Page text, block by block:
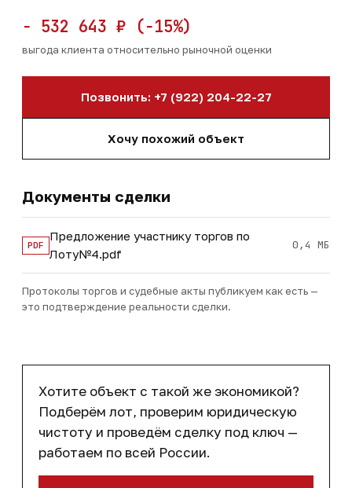
− 532 643 ₽ (−15%)
выгода клиента относительно рыночной оценки
Позвонить: +7 (922) 204-22-27
Хочу похожий объект
Документы сделки
PDF
Предложение участнику торгов по
Лоту№4.pdf
0,4 МБ
Протоколы торгов и судебные акты публикуем как есть —
это подтверждение реальности сделки.
Хотите объект с такой же экономикой?
Подберём лот, проверим юридическую
чистоту и проведём сделку под ключ —
работаем по всей России.